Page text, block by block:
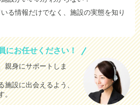
る情報だけでなく、施設の実態を知り
にお任せください！
親身にサポートしま
施設に出会えるよう、
。